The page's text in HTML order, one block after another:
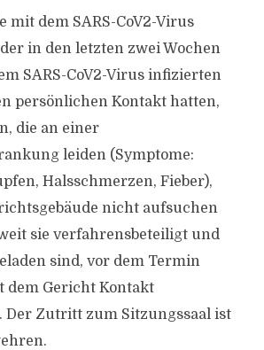
mit dem SARS-CoV2-Virus
in den letzten zwei Wochen
SARS-CoV2-Virus infizierten
persönlichen Kontakt hatten,
die an einer
leiden (Symptome:
Halsschmerzen, Fieber),
nicht aufsuchen
sie verfahrensbeteiligt und
sind, vor dem Termin
dem Gericht Kontakt
Der Zutritt zum Sitzungssaal ist